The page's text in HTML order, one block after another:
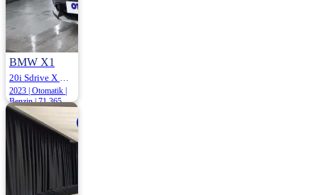
BMW X1
2023 | Otomatik |
Benzin | 71.365
Km
3.029.000